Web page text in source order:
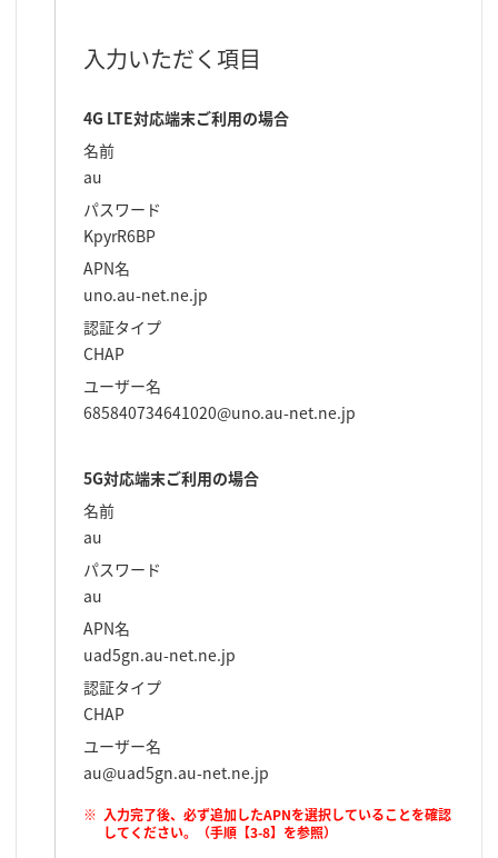
入力いただく項目
4G LTE対応端末ご利用の場合
名前
au
パスワード
KpyrR6BP
APN名
uno.au-net.ne.jp
認証タイプ
CHAP
ユーザー名
685840734641020@uno.au-net.ne.jp
5G対応端末ご利用の場合
名前
au
パスワード
au
APN名
uad5gn.au-net.ne.jp
認証タイプ
CHAP
ユーザー名
au@uad5gn.au-net.ne.jp
入力完了後、必ず追加したAPNを選択していることを確認
してください。（手順【3-8】を参照）